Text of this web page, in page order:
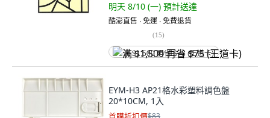
明天 8/10 (一) 預計送達
酷澎直售 ∙ 免運 ∙ 免費退貨
(15)
满 $1,500 再省 $75 (王道卡)
EYM-H3 AP21格水彩塑料調色盤
20*10CM, 1入
$83